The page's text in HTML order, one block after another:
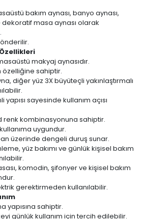
bakım aynası, banyo aynası,
dekoratif masa aynası olarak
makyaj aynasıdır.
özelliğine sahiptir.
diğer yüz 3X büyüteçli yakınlaştırmalı
sayesinde kullanım açısı
renk kombinasyonuna sahiptir.
uygundur.
üzerinde dengeli duruş sunar.
yüz bakımı ve günlük kişisel bakım
komodin, şifonyer ve kişisel bakım
gerektirmeden kullanılabilir.
yapısına sahiptir.
günlük kullanım için tercih edilebilir.